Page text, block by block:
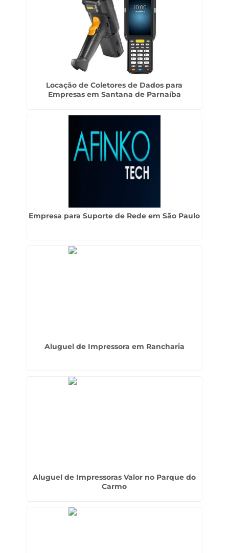
Locação de Coletores de Dados para
Empresas em Santana de Parnaíba
Empresa para Suporte de Rede em São Paulo
Aluguel de Impressora em Rancharia
Aluguel de Impressoras Valor no Parque do
Carmo